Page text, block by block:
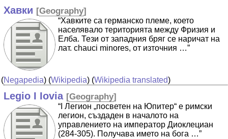
Хавки [Geography]
“Хавките са германско племе, което
населявало територията между Фризия и
Елба. Тези от западния бряг се наричат на
лат. chauci minores, от източния …”
(Negapedia) (Wikipedia) (Wikipedia translated)
Legio I Iovia [Geography]
“I Легион „посветен на Юпитер“ e римски
легион, създаден в началото на
управлението на император Диоклециан
(284-305). Получава името на бога …”